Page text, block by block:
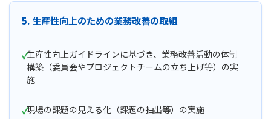
5. 生産性向上のための業務改善の取組
生産性向上ガイドラインに基づき、業務改善活動の体制
構築（委員会やプロジェクトチームの立ち上げ等）の実
施
現場の課題の見える化（課題の抽出等）の実施